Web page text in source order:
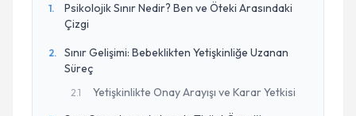
1.
Psikolojik Sınır Nedir? Ben ve Öteki Arasındaki
Çizgi
2.
Sınır Gelişimi: Bebeklikten Yetişkinliğe Uzanan
Süreç
2.1 Yetişkinlikte Onay Arayışı ve Karar Yetkisi